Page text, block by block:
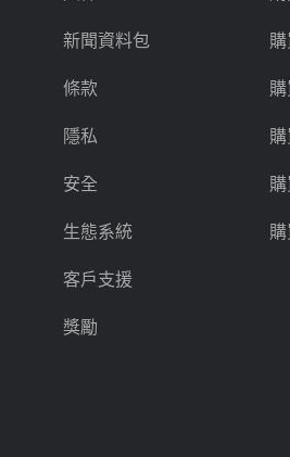
新聞資料包
條款
隱私
安全
生態系統
客戶支援
獎勵